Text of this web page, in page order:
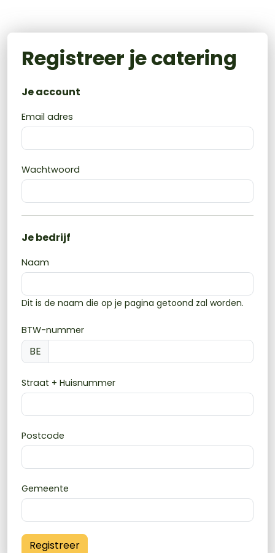
Registreer je catering
Je account
Email adres
Wachtwoord
Je bedrijf
Naam
Dit is de naam die op je pagina getoond zal worden.
BTW-nummer
BE
Straat + Huisnummer
Postcode
Gemeente
Registreer